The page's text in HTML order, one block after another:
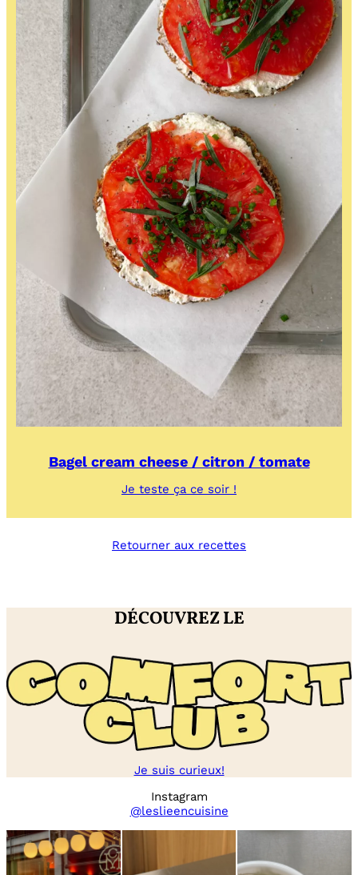
Bagel cream cheese / citron / tomate
Je teste ça ce soir !
cream
/
Retourner aux recettes
DÉCOUVREZ LE
Je suis curieux!
Instagram
@leslieencuisine